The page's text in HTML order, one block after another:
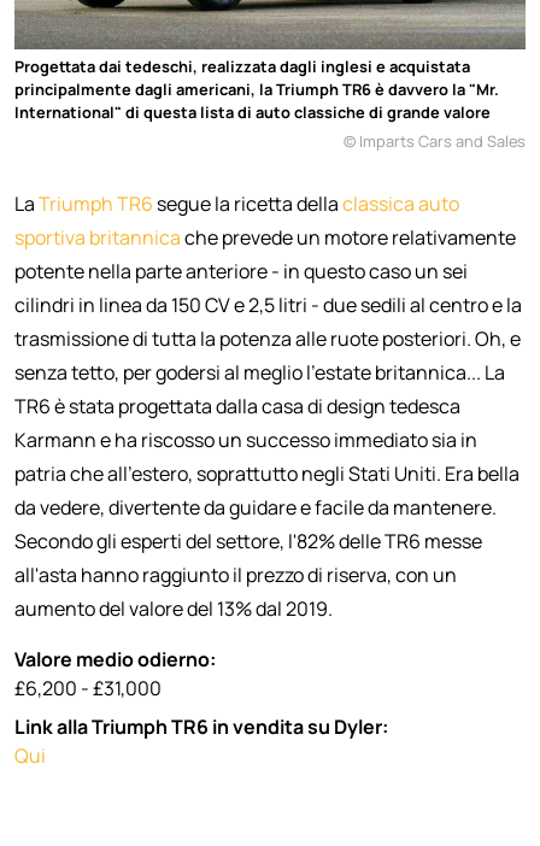
Progettata dai tedeschi, realizzata dagli inglesi e acquistata
principalmente dagli americani, la Triumph TR6 è davvero la "Mr.
International" di questa lista di auto classiche di grande valore
© Imparts Cars and Sales
LaTriumphTR6 segue la ricetta dellaclassica auto
sportiva britannicache prevede un motore relativamente
potente nella parte anteriore - in questo caso un sei
cilindri in linea da 150 CV e 2,5 litri - due sedili al centro e la
trasmissione di tutta la potenza alle ruote posteriori. Oh, e
senza tetto, per godersi al meglio l'estate britannica... La
TR6 è stata progettata dalla casa di design tedesca
Karmann e ha riscosso un successo immediato sia in
patria che all'estero, soprattutto negli Stati Uniti. Era bella
da vedere, divertente da guidare e facile da mantenere.
Secondo gli esperti del settore, l'82% delle TR6 messe
all'asta hanno raggiunto il prezzo di riserva, con un
aumento del valore del 13% dal 2019.
Valore medio odierno:
£6,200 - £31,000
Link alla Triumph TR6 in vendita su Dyler:
Qui